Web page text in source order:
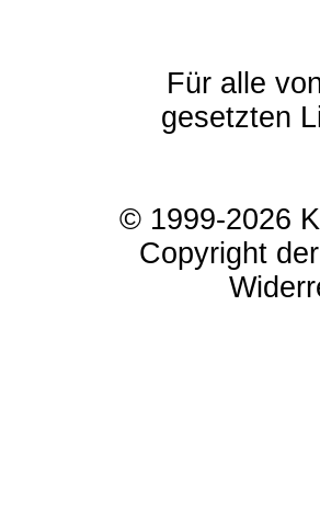
Für alle
gesetzten
© 1999-2026
Copyright